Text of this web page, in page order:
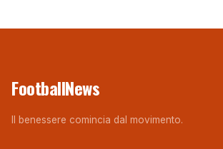
FootballNews
Il benessere comincia dal movimento.